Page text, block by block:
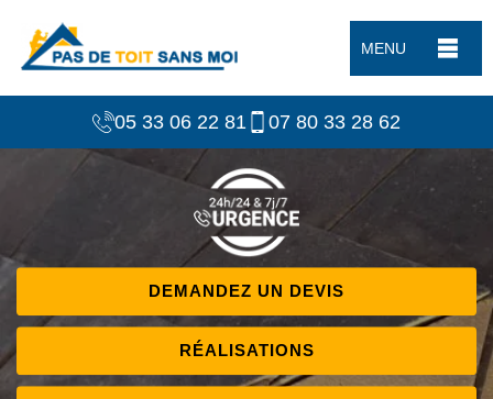
MENU
05 33 06 22 81 07 80 33 28 62
DEMANDEZ UN DEVIS
RÉALISATIONS